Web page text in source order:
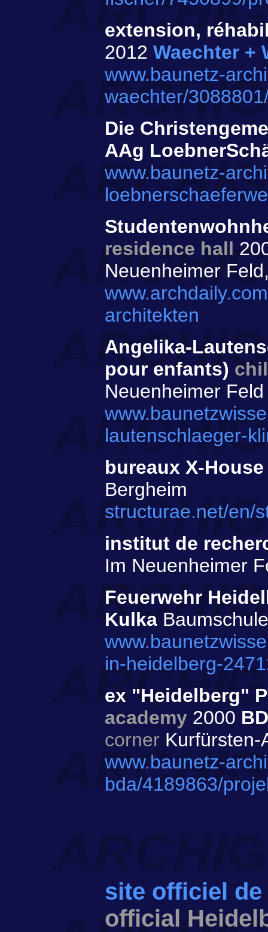
extension,
2012 Waechter +
www.baunetz-
waechter/
Die
AAg
www.baunetz-
residence hall
Neuenheimer
architekten
Angelika-
pour enfants)
Neuenheimer
lautenschlaeger-
bureaux X-
Bergheim
structurae.net/en/
institut de
Im Neuenheimer
Feuerwehr
Kulka
in-heidelberg-
ex "Heidelberg"
academy 2000
corner Kurfürsten-
www.baunetz-
bda/4189863/
site officiel
official